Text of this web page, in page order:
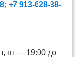
+7 913-628-38-
пт — 19:00 до